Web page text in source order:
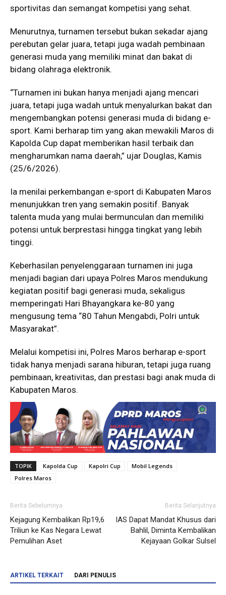
sportivitas dan semangat kompetisi yang sehat.
Menurutnya, turnamen tersebut bukan sekadar ajang
perebutan gelar juara, tetapi juga wadah pembinaan
generasi muda yang memiliki minat dan bakat di
bidang olahraga elektronik.
“Turnamen ini bukan hanya menjadi ajang mencari
juara, tetapi juga wadah untuk menyalurkan bakat dan
mengembangkan potensi generasi muda di bidang e-
sport. Kami berharap tim yang akan mewakili Maros di
Kapolda Cup dapat memberikan hasil terbaik dan
mengharumkan nama daerah,” ujar Douglas, Kamis
(25/6/2026).
Ia menilai perkembangan e-sport di Kabupaten Maros
menunjukkan tren yang semakin positif. Banyak
talenta muda yang mulai bermunculan dan memiliki
potensi untuk berprestasi hingga tingkat yang lebih
tinggi.
Keberhasilan penyelenggaraan turnamen ini juga
menjadi bagian dari upaya Polres Maros mendukung
kegiatan positif bagi generasi muda, sekaligus
memperingati Hari Bhayangkara ke-80 yang
mengusung tema “80 Tahun Mengabdi, Polri untuk
Masyarakat”.
Melalui kompetisi ini, Polres Maros berharap e-sport
tidak hanya menjadi sarana hiburan, tetapi juga ruang
pembinaan, kreativitas, dan prestasi bagi anak muda di
Kabupaten Maros.
TOPIK Kapolda Cup Kapolri Cup
Mobil Legends
Polres Maros
Berita Sebelumnya
Kejagung Kembalikan Rp19,6
Triliun ke Kas Negara Lewat
Pemulihan Aset
Berita Selanjutnya
IAS Dapat Mandat Khusus dari
Bahlil, Diminta Kembalikan
Kejayaan Golkar Sulsel
ARTIKEL TERKAIT DARI PENULIS